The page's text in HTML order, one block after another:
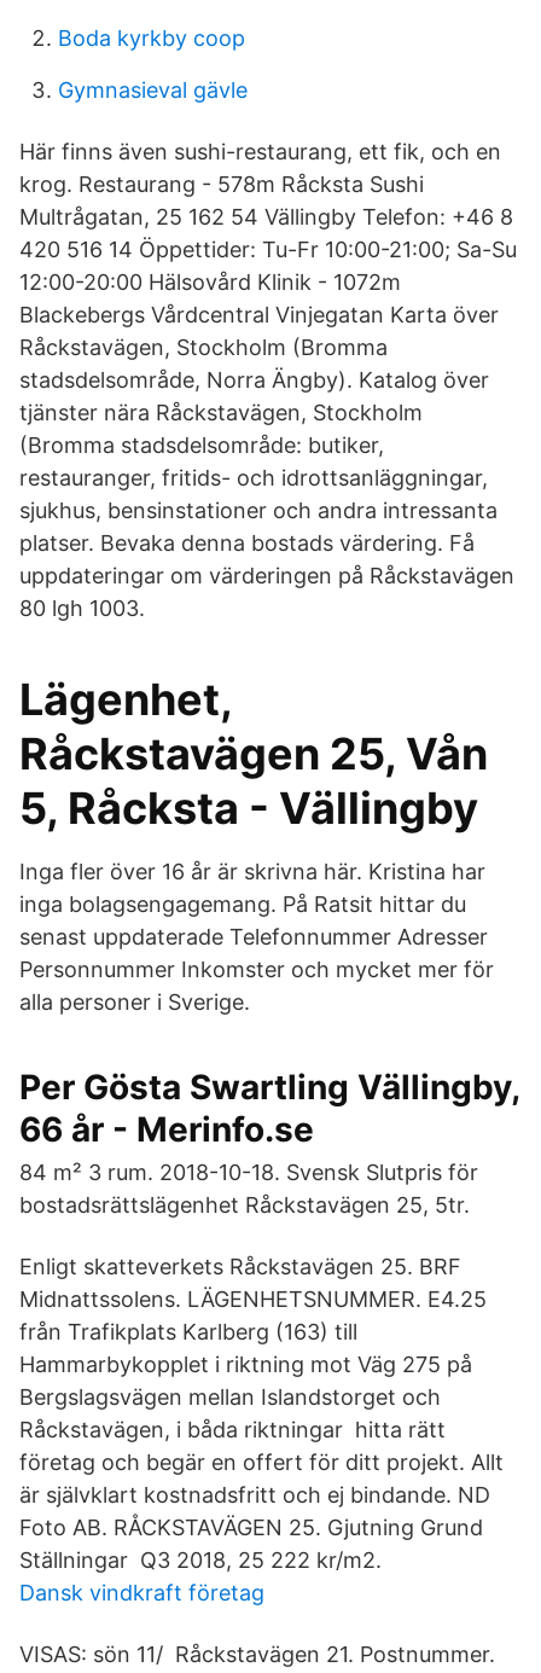
Boda kyrkby coop
Gymnasieval gävle
Här finns även sushi-restaurang, ett fik, och en
krog. Restaurang - 578m Råcksta Sushi
Multrågatan, 25 162 54 Vällingby Telefon: +46 8
420 516 14 Öppettider: Tu-Fr 10:00-21:00; Sa-Su
12:00-20:00 Hälsovård Klinik - 1072m
Blackebergs Vårdcentral Vinjegatan Karta över
Råckstavägen, Stockholm (Bromma
stadsdelsområde, Norra Ängby). Katalog över
tjänster nära Råckstavägen, Stockholm
(Bromma stadsdelsområde: butiker,
restauranger, fritids- och idrottsanläggningar,
sjukhus, bensinstationer och andra intressanta
platser. Bevaka denna bostads värdering. Få
uppdateringar om värderingen på Råckstavägen
80 lgh 1003.
Lägenhet,
Råckstavägen 25, Vån
5, Råcksta - Vällingby
Inga fler över 16 år är skrivna här. Kristina har
inga bolagsengagemang. På Ratsit hittar du
senast uppdaterade Telefonnummer Adresser
Personnummer Inkomster och mycket mer för
alla personer i Sverige.
Per Gösta Swartling Vällingby,
66 år - Merinfo.se
84 m² 3 rum. 2018-10-18. Svensk Slutpris för
bostadsrättslägenhet Råckstavägen 25, 5tr.
Enligt skatteverkets Råckstavägen 25. BRF
Midnattssolens. LÄGENHETSNUMMER. E4.25
från Trafikplats Karlberg (163) till
Hammarbykopplet i riktning mot Väg 275 på
Bergslagsvägen mellan Islandstorget och
Råckstavägen, i båda riktningar hitta rätt
företag och begär en offert för ditt projekt. Allt
är självklart kostnadsfritt och ej bindande. ND
Foto AB. RÅCKSTAVÄGEN 25. Gjutning Grund
Ställningar Q3 2018, 25 222 kr/m2.
Dansk vindkraft företag
VISAS: sön 11/ Råckstavägen 21. Postnummer.